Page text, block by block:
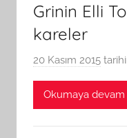
Grinin Elli
kareler
20 Kasım 2015
Okumaya